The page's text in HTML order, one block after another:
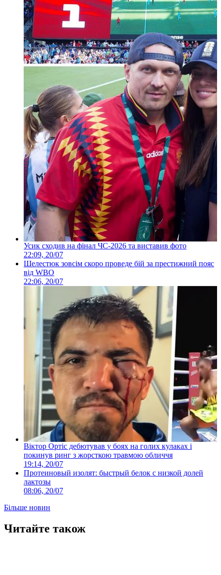
Усик сходив на фінал ЧС-2026 та виставив фото
22:09, 20/07
Шелестюк зовсім скоро проведе бій за престижний пояс
від WBO
22:06, 20/07
Віктор Ортіс дебютував у боях на голих кулаках і
покинув ринг з жорсткою травмою обличчя
19:14, 20/07
Протеиновый изолят: быстрый белок с низкой долей
лактозы
08:06, 20/07
Більше новин
Читайте також